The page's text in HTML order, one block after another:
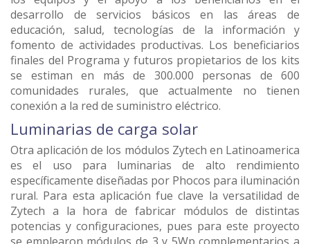
desarrollo de servicios básicos en las áreas de
educación, salud, tecnologías de la información y
fomento de actividades productivas. Los beneficiarios
finales del Programa y futuros propietarios de los kits
se estiman en más de 300.000 personas de 600
comunidades rurales, que actualmente no tienen
conexión a la red de suministro eléctrico.
Luminarias de carga solar
Otra aplicación de los módulos Zytech en Latinoamerica
es el uso para luminarias de alto rendimiento
específicamente diseñadas por Phocos para iluminación
rural. Para esta aplicación fue clave la versatilidad de
Zytech a la hora de fabricar módulos de distintas
potencias y configuraciones, pues para este proyecto